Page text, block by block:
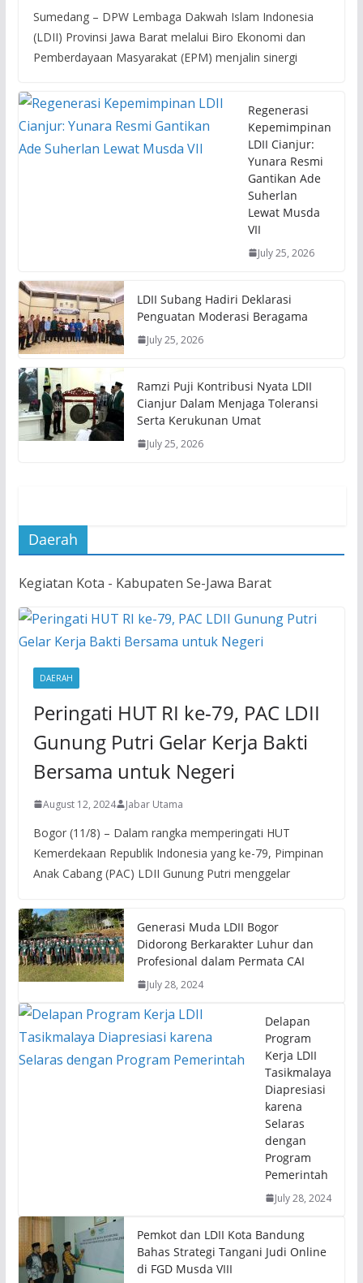
Sumedang – DPW Lembaga Dakwah Islam Indonesia
(LDII) Provinsi Jawa Barat melalui Biro Ekonomi dan
Pemberdayaan Masyarakat (EPM) menjalin sinergi
Regenerasi
Kepemimpinan
LDII Cianjur:
Yunara Resmi
Gantikan Ade
Suherlan
Lewat Musda
VII
July 25, 2026
LDII Subang Hadiri Deklarasi
Penguatan Moderasi Beragama
July 25, 2026
Ramzi Puji Kontribusi Nyata LDII
Cianjur Dalam Menjaga Toleransi
Serta Kerukunan Umat
July 25, 2026
Daerah
Kegiatan Kota - Kabupaten Se-Jawa Barat
DAERAH
Peringati HUT RI ke-79, PAC LDII
Gunung Putri Gelar Kerja Bakti
Bersama untuk Negeri
August 12, 2024 Jabar Utama
Bogor (11/8) – Dalam rangka memperingati HUT
Kemerdekaan Republik Indonesia yang ke-79, Pimpinan
Anak Cabang (PAC) LDII Gunung Putri menggelar
Generasi Muda LDII Bogor
Didorong Berkarakter Luhur dan
Profesional dalam Permata CAI
July 28, 2024
Delapan
Program
Kerja LDII
Tasikmalaya
Diapresiasi
karena
Selaras
dengan
Program
Pemerintah
July 28, 2024
Pemkot dan LDII Kota Bandung
Bahas Strategi Tangani Judi Online
di FGD Musda VIII